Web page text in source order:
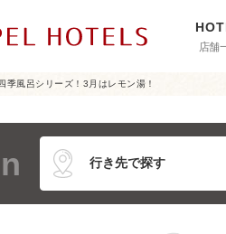
店舗
季風呂シリーズ！3月はレモン湯！